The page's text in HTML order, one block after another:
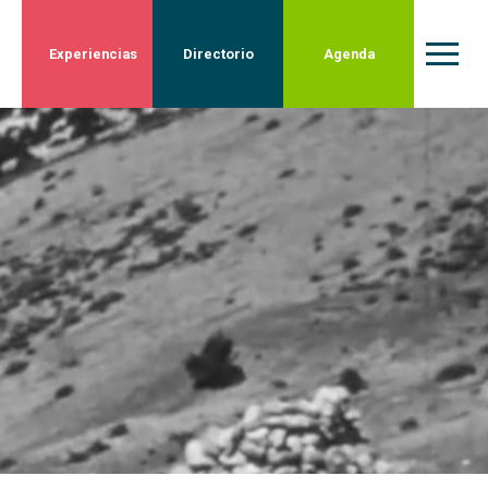
Experiencias Directorio Agenda